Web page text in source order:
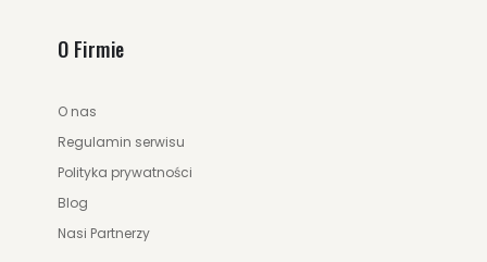
O Firmie
O nas
Regulamin serwisu
Polityka prywatności
Blog
Nasi Partnerzy